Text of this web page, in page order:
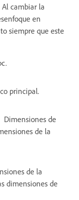
cambiar la
en
siempre que este
principal.
Dimensiones de
de la
de la
dimensiones de